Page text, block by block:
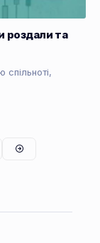
роздали та